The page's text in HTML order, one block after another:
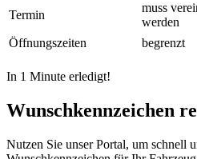
Termin
muss
werden
Öffnungszeiten begrenzt
In 1 Minute erledigt!
Wunschkennzeichen
Nutzen Sie unser Portal, um schnell